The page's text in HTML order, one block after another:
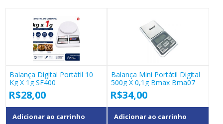
Balança Digital Portátil 10
Kg X 1g SF400
R$28,00
Adicionar ao carrinho
Balança Mini Portátil Digital
500g X 0,1g Bmax Bma07
R$34,00
Adicionar ao carrinho